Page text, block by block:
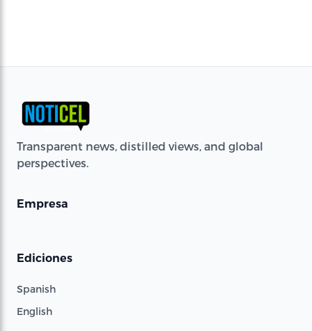
Transparent news, distilled views, and global
perspectives.
Empresa
Ediciones
Spanish
English